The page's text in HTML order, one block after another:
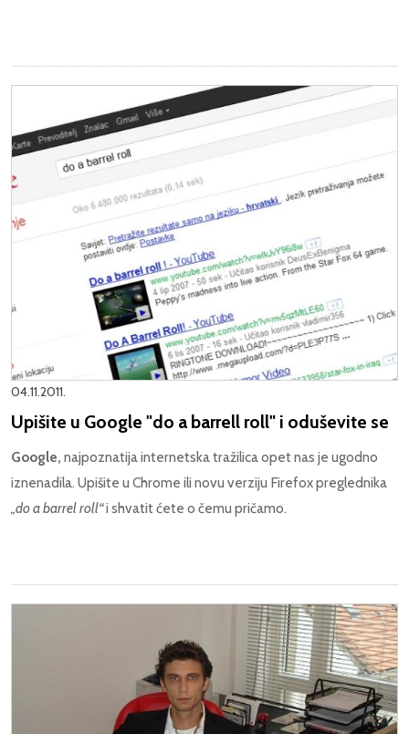
04.11.2011.
Upišite u Google "do a barrell roll" i oduševite se
Google, najpoznatija internetska tražilica opet nas je ugodno
iznenadila. Upišite u Chrome ili novu verziju Firefox preglednika
„do a barrel roll“i shvatit ćete o čemu pričamo.